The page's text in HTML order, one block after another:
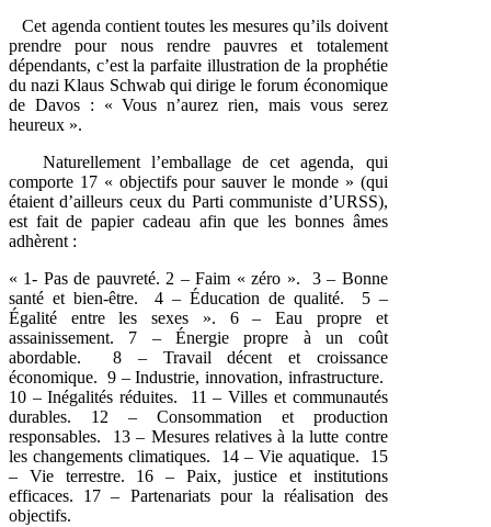
Cet agenda contient toutes les mesures qu’ils doivent
prendre pour nous rendre pauvres et totalement
dépendants, c’est la parfaite illustration de la prophétie
du nazi Klaus Schwab qui dirige le forum économique
de Davos : « Vous n’aurez rien, mais vous serez
heureux ».
Naturellement l’emballage de cet agenda, qui
comporte 17 « objectifs pour sauver le monde » (qui
étaient d’ailleurs ceux du Parti communiste d’URSS),
est fait de papier cadeau afin que les bonnes âmes
adhèrent :
« 1- Pas de pauvreté. 2 – Faim « zéro ». 3 – Bonne
santé et bien-être. 4 – Éducation de qualité. 5 –
Égalité entre les sexes ». 6 – Eau propre et
assainissement. 7 – Énergie propre à un coût
abordable. 8 – Travail décent et croissance
économique. 9 – Industrie, innovation, infrastructure.
10 – Inégalités réduites. 11 – Villes et communautés
durables. 12 – Consommation et production
responsables. 13 – Mesures relatives à la lutte contre
les changements climatiques. 14 – Vie aquatique. 15
– Vie terrestre. 16 – Paix, justice et institutions
efficaces. 17 – Partenariats pour la réalisation des
objectifs.